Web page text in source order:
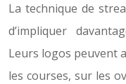
La technique de
d’impliquer
Leurs logos peuvent
les courses, sur les